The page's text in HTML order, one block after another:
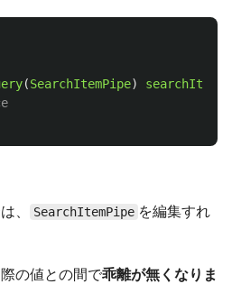
(SearchItemPipe)
、 SearchItemPipe を編集すれ
の値との間で乖離が無くなりま